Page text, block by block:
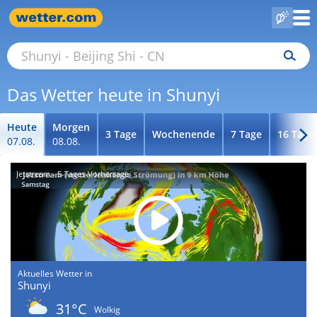
Das Wetter heute in Shunyi
Heute
07.08.
Morgen
08.08.
3 Tage Wochenende 7 Tage 16 Tage
Jetstream - 5-Tages-Vorhersage
Aktuelles Wetter in
Shunyi
31°C
Wolkig